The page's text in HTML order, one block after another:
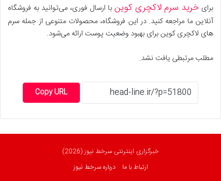
برای خرید سرم لاکچری کوین با ارسال فوری، می‌توانید به فروشگاه
آنلاین ما مراجعه کنید. در این فروشگاه، محصولات متنوعی از جمله سرم
های لاکچری کوین برای بهبود وضعیت پوست ارائه می‌شود.
مطلب مرتبطی یافت نشد.
Copy URL
خبرگزاری اینترنتی سرخط نیوز (2026)
ارتباط با ما
درباره سرخط نیوز